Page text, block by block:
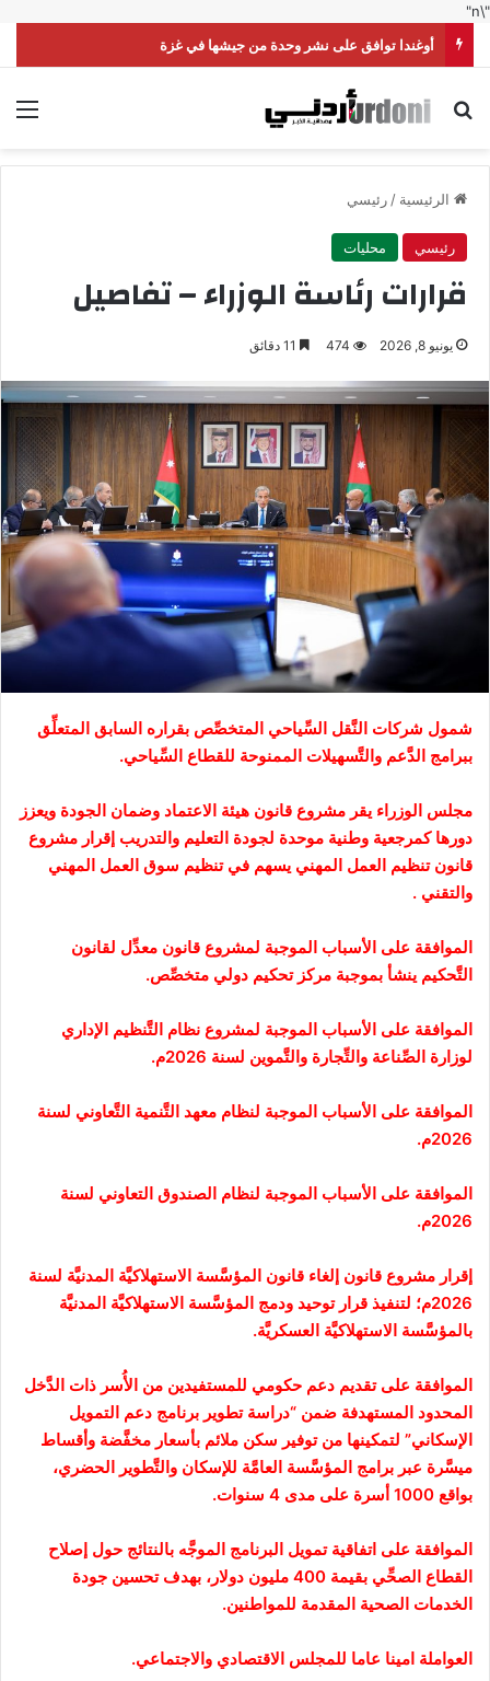
"\n"
أوغندا توافق على نشر وحدة من جيشها في غزة
بحث عن
الرئيسية /رئيسي
رئيسي محليات
قرارات رئاسة الوزراء – تفاصيل
يونيو 8, 2026 474
شمول شركات النَّقل السِّياحي المتخصِّص بقراره السابق المتعلِّق
ببرامج الدَّعم والتَّسهيلات الممنوحة للقطاع السِّياحي.
مجلس الوزراء يقر مشروع قانون هيئة الاعتماد وضمان الجودة ويعزز
دورها كمرجعية وطنية موحدة لجودة التعليم والتدريب إقرار مشروع
قانون تنظيم العمل المهني يسهم في تنظيم سوق العمل المهني
والتقني .
الموافقة على الأسباب الموجبة لمشروع قانون معدِّل لقانون
التَّحكيم ينشأ بموجبة مركز تحكيم دولي متخصِّص.
الموافقة على الأسباب الموجبة لمشروع نظام التَّنظيم الإداري
لوزارة الصِّناعة والتِّجارة والتَّموين لسنة 2026م.
الموافقة على الأسباب الموجبة لنظام معهد التَّنمية التَّعاوني لسنة
2026م.
الموافقة على الأسباب الموجبة لنظام الصندوق التعاوني لسنة
2026م.
إقرار مشروع قانون إلغاء قانون المؤسَّسة الاستهلاكيَّة المدنيَّة لسنة
2026م؛ لتنفيذ قرار توحيد ودمج المؤسَّسة الاستهلاكيَّة المدنيَّة
بالمؤسَّسة الاستهلاكيَّة العسكريَّة.
الموافقة على تقديم دعم حكومي للمستفيدين من الأُسر ذات الدَّخل
المحدود المستهدفة ضمن “دراسة تطوير برنامج دعم التمويل
الإسكاني” لتمكينها من توفير سكن ملائم بأسعار مخفَّضة وأقساط
ميسَّرة عبر برامج المؤسَّسة العامَّة للإسكان والتَّطوير الحضري،
بواقع 1000 أسرة على مدى 4 سنوات.
الموافقة على اتفاقية تمويل البرنامج الموجَّه بالنتائج حول إصلاح
القطاع الصحِّي بقيمة 400 مليون دولار، بهدف تحسين جودة
الخدمات الصحية المقدمة للمواطنين.
العواملة امينا عاما للمجلس الاقتصادي والاجتماعي.